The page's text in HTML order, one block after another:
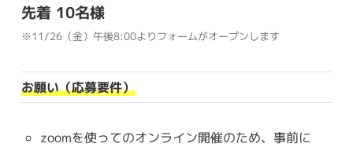
先着 10名様
※11/26（金）午後8:00よりフォームがオープンします
お願い（応募要件）
zoomを使ってのオンライン開催のため、事前に